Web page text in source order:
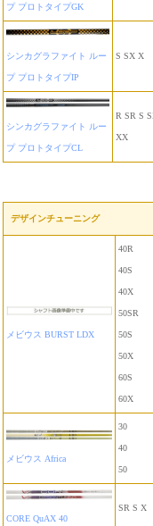
プ プロトタイプGK
シンカグラファイト ルー
プ プロトタイプIP
S SX X
シンカグラファイト ルー
プ プロトタイプCL
R SR S
XX
デザインチューニング
メビウス BURST LDX
40R
40S
40X
50SR
50S
50X
60S
60X
メビウス Africa
30
40
50
CORE QuAX 40
SR S X